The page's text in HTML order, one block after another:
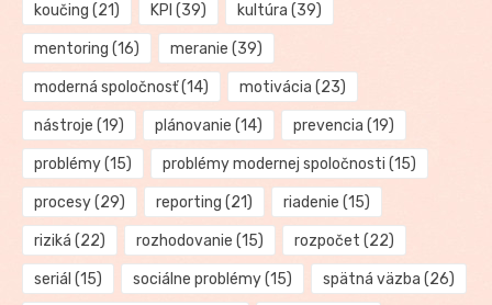
koučing (21) KPI (39) kultúra (39)
mentoring (16) meranie (39)
moderná spoločnosť(14) motivácia (23)
nástroje (19) plánovanie (14) prevencia (19)
problémy(15) problémy modernej spoločnosti (15)
procesy(29) reporting (21) riadenie (15)
riziká (22) rozhodovanie (15) rozpočet (22)
seriál (15) sociálne problémy(15) spätná väzba (26)